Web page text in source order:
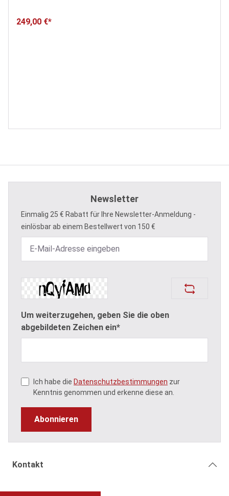
249,00 €*
Newsletter
Einmalig 25 € Rabatt für Ihre Newsletter-Anmeldung -
einlösbar ab einem Bestellwert von 150 €
Um weiterzugehen, geben Sie die oben
abgebildeten Zeichen ein*
Ich habe die Datenschutzbestimmungen zur
Kenntnis genommen und erkenne diese an.
Abonnieren
Kontakt